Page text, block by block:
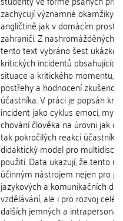
zachycují významné okamžiky
angličtině jak v domácím
zahraničí. Z nashromážděných
tento text vybráno šest
kritických incidentů
situace a kritického momentu,
postřehy a hodnocení
účastníka. V práci je popsán
incident jako cyklus emocí,
chování člověka na úrovni jak
tak pokročilých reakcí
didaktický model pro
použití. Data ukazují, že tento
účinným nástrojem nejen pro
jazykových a komunikačních
vzdělávání, ale i pro rozvoj
dalších jemných a